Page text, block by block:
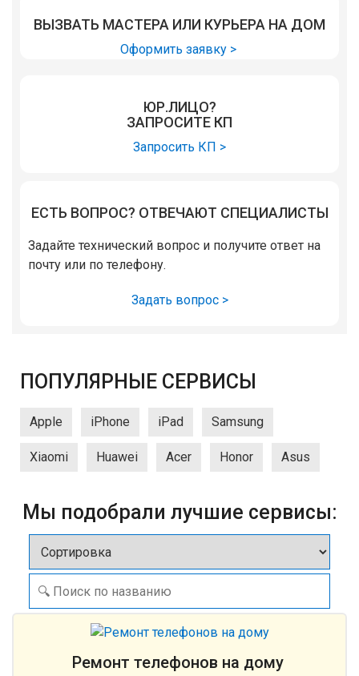
ВЫЗВАТЬ МАСТЕРА ИЛИ КУРЬЕРА НА ДОМ
Оформить заявку >
ЮР.ЛИЦО?
ЗАПРОСИТЕ КП
Запросить КП >
ЕСТЬ ВОПРОС? ОТВЕЧАЮТ СПЕЦИАЛИСТЫ
Задайте технический вопрос и получите ответ на
почту или по телефону.
Задать вопрос >
ПОПУЛЯРНЫЕ СЕРВИСЫ
Apple iPhone iPad Samsung
Xiaomi Huawei Acer Honor Asus
Мы подобрали лучшие сервисы:
Ремонт телефонов на дому